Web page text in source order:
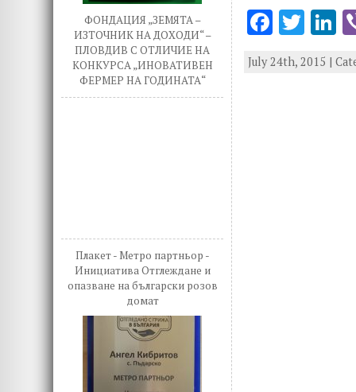
ФОНДАЦИЯ „ЗЕМЯТА –
ИЗТОЧНИК НА ДОХОДИ“ –
ПЛОВДИВ С ОТЛИЧИЕ НА
КОНКУРСА „ИНОВАТИВЕН
ФЕРМЕР НА ГОДИНАТА“
Плакет - Метро партньор -
Инициатива Отглеждане и
опазване на български розов
домат
F
ac
e
T
it k
July 24th, 2015 |